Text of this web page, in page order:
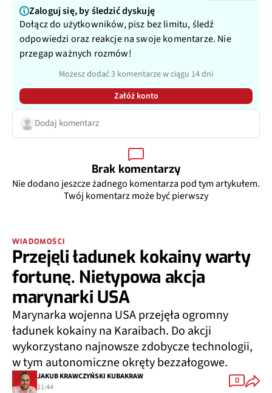
Zaloguj się, by śledzić dyskuję
Dołącz do użytkowników, pisz bez limitu, śledź
odpowiedzi oraz reakcje na swoje komentarze. Nie
przegap ważnych rozmów!
Możesz dodać 3 komentarze w ciągu 14 dni
Załóż konto
Dodaj komentarz
Brak komentarzy
Nie dodano jeszcze żadnego komentarza pod tym artykułem.
Twój komentarz może być pierwszy
WIADOMOŚCI
Przejęli ładunek kokainy warty
fortunę. Nietypowa akcja
marynarki USA
Marynarka wojenna USA przejęła ogromny
ładunek kokainy na Karaibach. Do akcji
wykorzystano najnowsze zdobycze technologii,
w tym autonomiczne okręty bezzałogowe.
JAKUB KRAWCZYŃSKI KUBAKRAW
11:44
0